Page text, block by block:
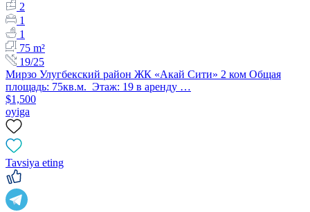
2
1
1
75 m²
19/25
Мирзо Улугбекский район ЖК «Акай Сити» 2 ком Общая
площадь: 75кв.м. Этаж: 19 в аренду …
$1,500
oyiga
Tavsiya eting